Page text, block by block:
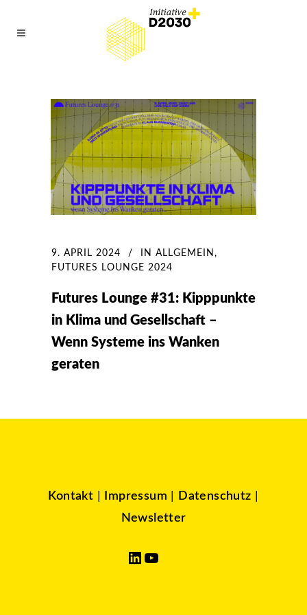
9. APRIL 2024 IN ALLGEMEIN ,
FUTURES LOUNGE 2024
Futures Lounge #31: Kipppunkte
in Klima und Gesellschaft –
Wenn Systeme ins Wanken
geraten
Kontakt Impressum Datenschutz
Newsletter
LinkedIn
YouTube